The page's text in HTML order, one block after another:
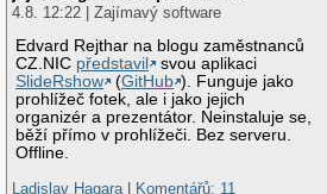
4.8. 12:22 | Zajímavý software
Edvard Rejthar na blogu zaměstnanců
CZ.NIC představil
svou aplikaci
SlideRshow
(GitHub ). Funguje jako
prohlížeč fotek, ale i jako jejich
organizér a prezentátor. Neinstaluje se,
běží přímo v prohlížeči. Bez serveru.
Offline.
Ladislav Hagara| Komentářů: 11